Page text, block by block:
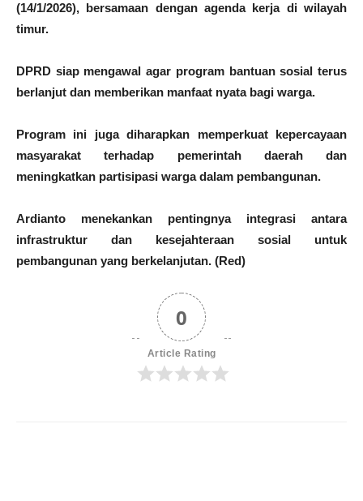
(14/1/2026), bersamaan dengan agenda kerja di wilayah
timur.
DPRD siap mengawal agar program bantuan sosial terus
berlanjut dan memberikan manfaat nyata bagi warga.
Program ini juga diharapkan memperkuat kepercayaan
masyarakat terhadap pemerintah daerah dan
meningkatkan partisipasi warga dalam pembangunan.
Ardianto menekankan pentingnya integrasi antara
infrastruktur dan kesejahteraan sosial untuk
pembangunan yang berkelanjutan. (Red)
0
Article Rating